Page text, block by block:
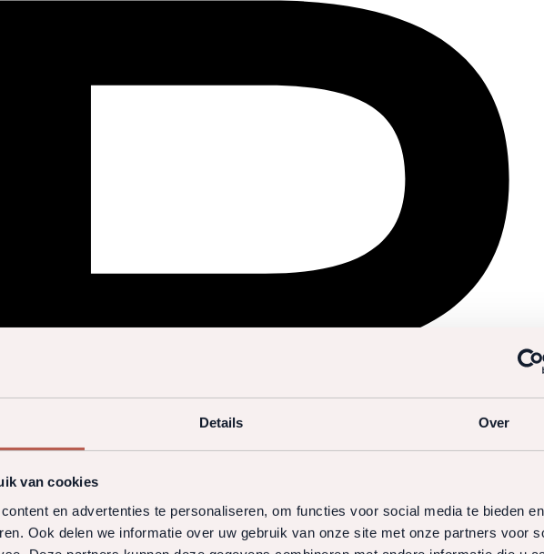
Details Over
van cookies
en advertenties te personaliseren, om functies voor social media te bieden
Ook delen we informatie over uw gebruik van onze site met onze partners voor